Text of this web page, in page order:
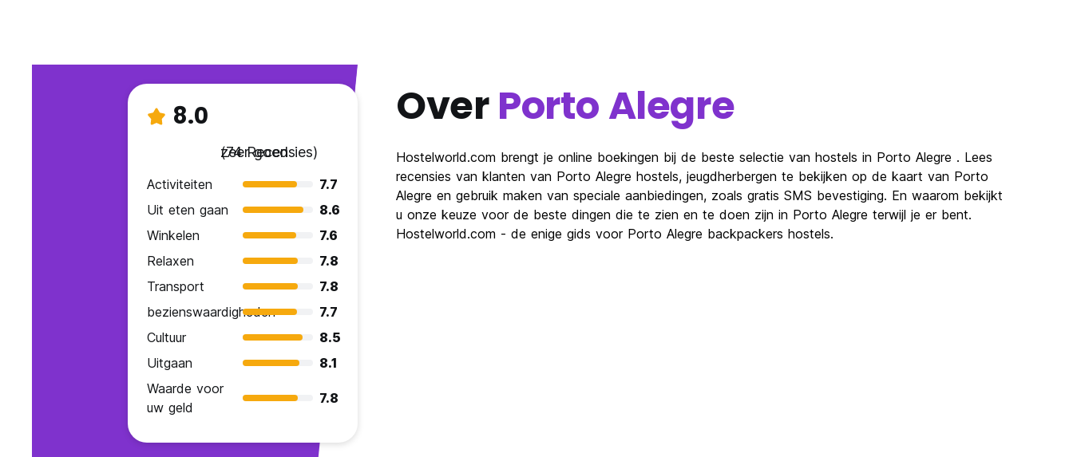
8.0
zeer goed
(74 Recensies)
Activiteiten
7.7
Uit eten gaan
8.6
Winkelen
7.6
Relaxen
7.8
Transport
7.8
bezienswaardigheden
7.7
Cultuur
8.5
Uitgaan
8.1
Waarde voor
uw geld
7.8
OverPorto Alegre
Hostelworld.com brengt je online boekingen bij de beste selectie van hostels in Porto Alegre . Lees
recensies van klanten van Porto Alegre hostels, jeugdherbergen te bekijken op de kaart van Porto
Alegre en gebruik maken van speciale aanbiedingen, zoals gratis SMS bevestiging. En waarom bekijkt
u onze keuze voor de beste dingen die te zien en te doen zijn in Porto Alegre terwijl je er bent.
Hostelworld.com - de enige gids voor Porto Alegre backpackers hostels.